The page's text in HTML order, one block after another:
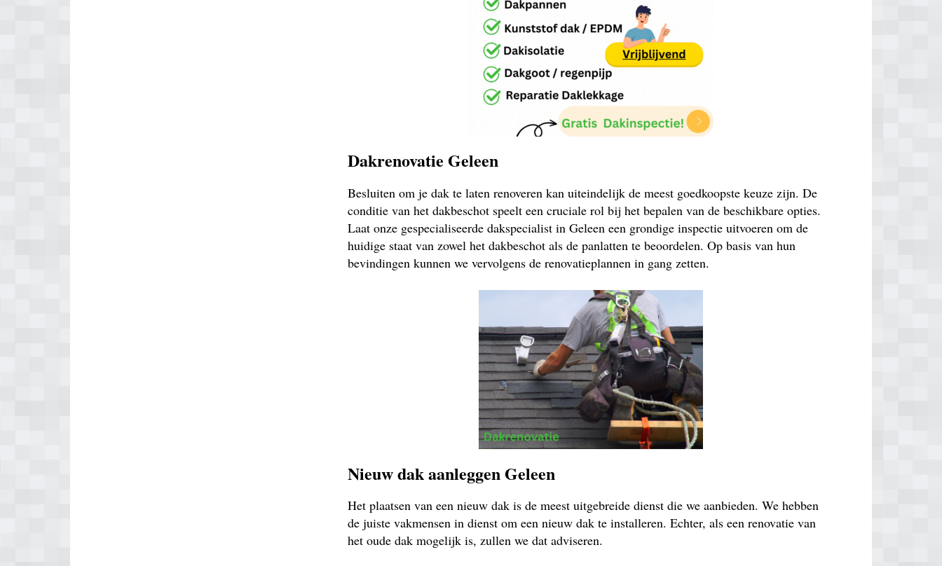
Dakrenovatie Geleen
Besluiten om je dak te laten renoveren kan uiteindelijk de meest goedkoopste keuze zijn. De
conditie van het dakbeschot speelt een cruciale rol bij het bepalen van de beschikbare opties.
Laat onze gespecialiseerde dakspecialist in Geleen een grondige inspectie uitvoeren om de
huidige staat van zowel het dakbeschot als de panlatten te beoordelen. Op basis van hun
bevindingen kunnen we vervolgens de renovatieplannen in gang zetten.
Nieuw dak aanleggen Geleen
Het plaatsen van een nieuw dak is de meest uitgebreide dienst die we aanbieden. We hebben
de juiste vakmensen in dienst om een nieuw dak te installeren. Echter, als een renovatie van
het oude dak mogelijk is, zullen we dat adviseren.